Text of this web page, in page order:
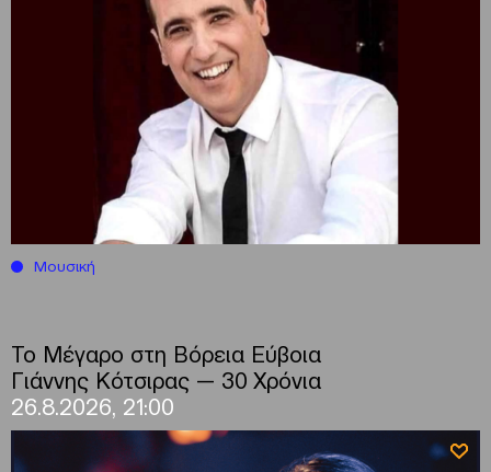
Μουσική
Το Μέγαρο στη Βόρεια Εύβοια
Γιάννης Κότσιρας — 30 Χρόνια
26.8.2026, 21:00